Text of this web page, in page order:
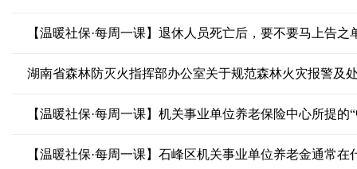
湖南省森林防灭火指挥部办公室关于规范森林火灾报警及
【温暖社保·每周一课】机关事业单位养老保险中心所提的